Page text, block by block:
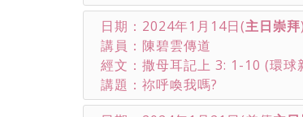
日期：2024年1月14日(主日崇拜)
講員：陳碧雲傳道
經文：撒母耳記上 3: 1-10 (環球
講題：祢呼喚我嗎?